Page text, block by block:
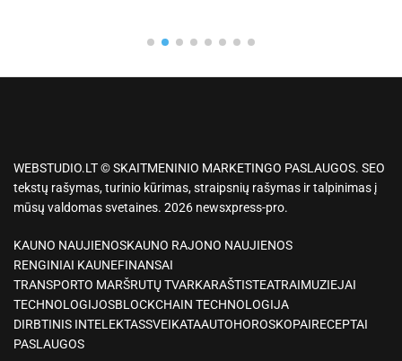
WEBSTUDIO.LT © SKAITMENINIO MARKETINGO PASLAUGOS. SEO
tekstų rašymas, turinio kūrimas, straipsnių rašymas ir talpinimas į
mūsų valdomas svetaines. 2026 newsxpress-pro.
KAUNO NAUJIENOSKAUNO RAJONO NAUJIENOS
RENGINIAI KAUNEFINANSAI
TRANSPORTO MARŠRUTŲ TVARKARAŠTISTEATRAIMUZIEJAI
TECHNOLOGIJOSBLOCKCHAIN TECHNOLOGIJA
DIRBTINIS INTELEKTASSVEIKATAAUTOHOROSKOPAIRECEPTAI
PASLAUGOS